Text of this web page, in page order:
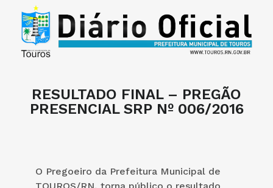
RESULTADO FINAL – PREGÃO
PRESENCIAL SRP Nº 006/2016
O Pregoeiro da Prefeitura Municipal de
PERGUNTAS FREQUENTES